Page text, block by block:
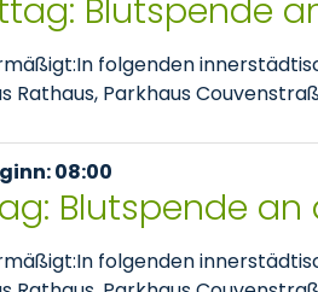
Blutspende
folgenden
Rathaus, Parkhaus
08:00
Blutspende
folgenden